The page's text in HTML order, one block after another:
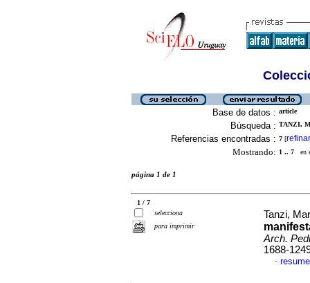
Base de datos : article
Búsqueda : TANZI,
Referencias encontradas : 7 [refinar
Mostrando: 1 .. 7 en
página 1 de 1
1 / 7
selecciona
para imprimir
Tanzi,
Arch.
1688-
·